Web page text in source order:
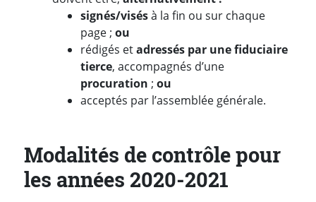
signés/visésà la fin ou sur chaque
page ; ou
rédigés etadressés par une fiduciaire
tierce, accompagnés d’une
procuration ; ou
acceptés par l’assemblée générale.
Modalités de contrôle pour
les années 2020-2021